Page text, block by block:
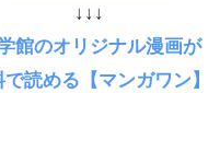
↓↓↓
館のオリジナル漫画が
で読める【マンガワン】